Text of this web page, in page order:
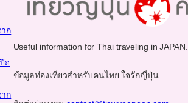
ก
ด
ก
Useful information for Thai traveling in JAPAN.
ข้อมูลท่องเที่ยวสำหรับคนไทย ใจรักญี่ปุ่น